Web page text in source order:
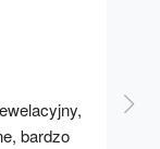
bardzo
A